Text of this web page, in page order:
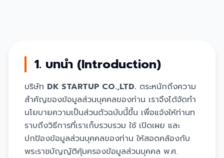
1. บทนำ (Introduction)
บริษัท DK STARTUP CO.,LTD. ตระหนักถึงความ
สำคัญของข้อมูลส่วนบุคคลของท่าน เราจึงได้จัดทำ
นโยบายความเป็นส่วนตัวฉบับนี้ขึ้น เพื่อแจ้งให้ท่านท
ราบถึงวิธีการที่เราเก็บรวบรวม ใช้ เปิดเผย และ
ปกป้องข้อมูลส่วนบุคคลของท่าน ให้สอดคล้องกับ
พระราชบัญญัติคุ้มครองข้อมูลส่วนบุคคล พ.ศ.